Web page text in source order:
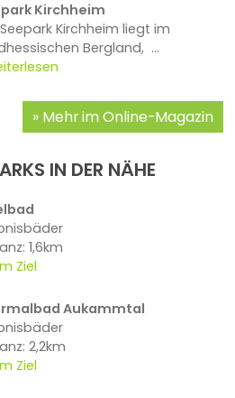
Kirchheim
Kirchheim liegt im
Bergland, ...
Mehr im Online-Magazin
IN DER NÄHE
1,6km
Ziel
Aukammtal
2,2km
Ziel